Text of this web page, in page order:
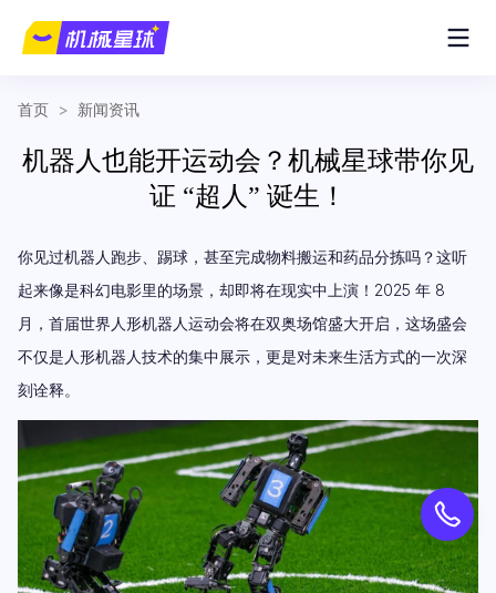
首页 > 新闻资讯
机器人也能开运动会？机械星球带你见
证 “超人” 诞生！
你见过机器人跑步、踢球，甚至完成物料搬运和药品分拣吗？这听
起来像是科幻电影里的场景，却即将在现实中上演！2025 年 8
月，首届世界人形机器人运动会将在双奥场馆盛大开启，这场盛会
不仅是人形机器人技术的集中展示，更是对未来生活方式的一次深
刻诠释。